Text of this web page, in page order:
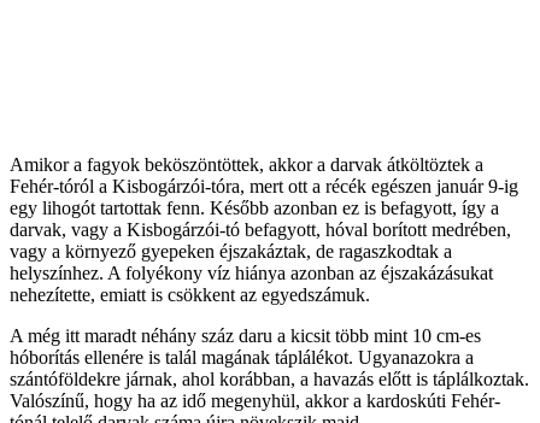
Amikor a fagyok beköszöntöttek, akkor a darvak átköltöztek a
Fehér-tóról a Kisbogárzói-tóra, mert ott a récék egészen január 9-ig
egy lihogót tartottak fenn. Később azonban ez is befagyott, így a
darvak, vagy a Kisbogárzói-tó befagyott, hóval borított medrében,
vagy a környező gyepeken éjszakáztak, de ragaszkodtak a
helyszínhez. A folyékony víz hiánya azonban az éjszakázásukat
nehezítette, emiatt is csökkent az egyedszámuk.
A még itt maradt néhány száz daru a kicsit több mint 10 cm-es
hóborítás ellenére is talál magának táplálékot. Ugyanazokra a
szántóföldekre járnak, ahol korábban, a havazás előtt is táplálkoztak.
Valószínű, hogy ha az idő megenyhül, akkor a kardoskúti Fehér-